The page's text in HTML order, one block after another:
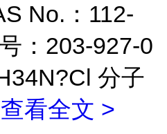
No.：112-
：203-927-0
分子
查看全文 >